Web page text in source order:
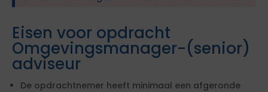
Eisen voor opdracht
Omgevingsmanager-(senior)
adviseur
De opdrachtnemer heeft minimaal een afgeronde